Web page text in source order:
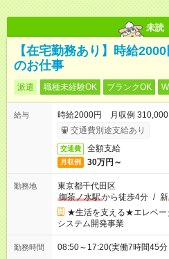
未読
【在宅勤務あり】時給
のお仕事
派遣 職種未経験OK ブランクOK
給与
時給2000円 月収例 310,000
交通費別途支給あり
交通費 全額支給
月収例 30万円～
勤務地
東京都千代田区
御茶ノ水駅から徒歩4分 / 新
★生活を支える★エレベー
システム開発事業
勤務時間 08:50～17:20(実働7時間45